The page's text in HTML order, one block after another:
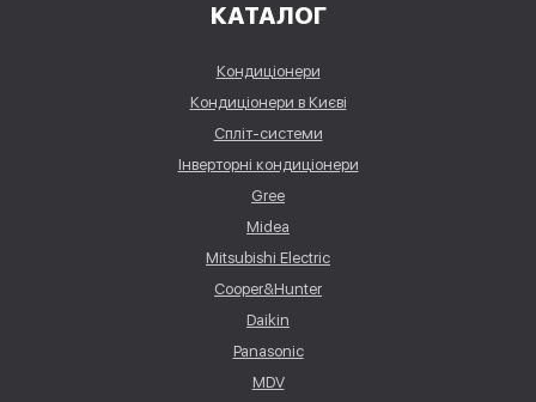
КАТАЛОГ
Кондиціонери
Кондиціонери в Києві
Спліт-системи
Інверторні кондиціонери
Gree
Midea
Mitsubishi Electric
Cooper&Hunter
Daikin
Panasonic
MDV